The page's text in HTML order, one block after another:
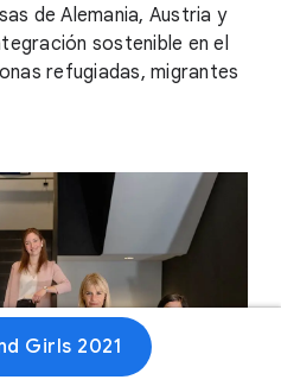
de Alemania, Austria y
sostenible en el
refugiadas, migrantes
Girls 2021